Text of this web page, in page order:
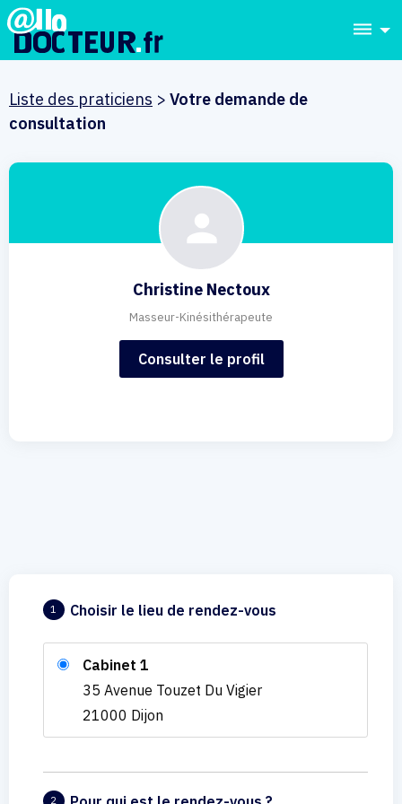
dehaze
Liste des praticiens > Votre demande de
consultation
Christine Nectoux
Masseur-Kinésithérapeute
Consulter le profil
1 Choisir le lieu de rendez-vous
Cabinet 1
35 Avenue Touzet Du Vigier
21000 Dijon
2